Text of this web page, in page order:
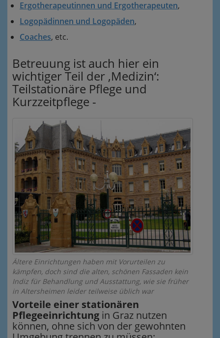
Ergotherapeutinnen und Ergotherapeuten,
Logopädinnen und Logopäden,
Coaches, etc.
Betreuung ist auch hier ein
wichtiger Teil der ‚Medizin‘:
Teilstationäre Pflege und
Kurzzeitpflege -
Ältere Einrichtungen haben mit Vorurteilen zu
kämpfen, doch sind die alten, schönen Fassaden kein
Indiz für Behandlung und Ausstattung, wie sie früher
in Altersheimen leider teilweise üblich war
Vorteile einer stationären
Pflegeeinrichtung in Graz nutzen
können, ohne sich von der gewohnten